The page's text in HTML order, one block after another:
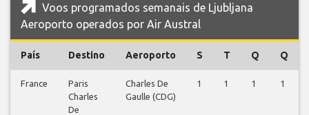
Voos programados semanais de Ljubljana
Aeroporto operados por Air Austral
País Destino Aeroporto S T Q Q
France
Paris
Charles
De
Charles De
Gaulle (CDG)
1 1 1 1